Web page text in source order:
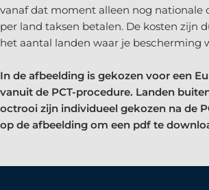
vanaf dat moment alleen nog nationale
per land taksen betalen. De kosten zijn
het aantal landen waar je bescherming
In de afbeelding is gekozen voor een
vanuit de PCT-procedure. Landen
octrooi zijn individueel gekozen na de
op de afbeelding om een pdf te